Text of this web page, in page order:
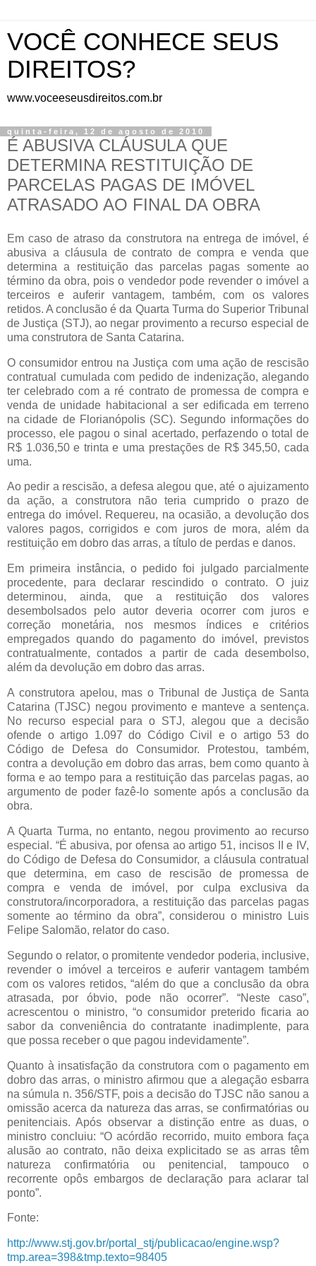
VOCÊ CONHECE SEUS
DIREITOS?
www.voceeseusdireitos.com.br
quinta-feira, 12 de agosto de 2010
É ABUSIVA CLÁUSULA QUE
DETERMINA RESTITUIÇÃO DE
PARCELAS PAGAS DE IMÓVEL
ATRASADO AO FINAL DA OBRA
Em caso de atraso da construtora na entrega de imóvel, é
abusiva a cláusula de contrato de compra e venda que
determina a restituição das parcelas pagas somente ao
término da obra, pois o vendedor pode revender o imóvel a
terceiros e auferir vantagem, também, com os valores
retidos. A conclusão é da Quarta Turma do Superior Tribunal
de Justiça (STJ), ao negar provimento a recurso especial de
uma construtora de Santa Catarina.
O consumidor entrou na Justiça com uma ação de rescisão
contratual cumulada com pedido de indenização, alegando
ter celebrado com a ré contrato de promessa de compra e
venda de unidade habitacional a ser edificada em terreno
na cidade de Florianópolis (SC). Segundo informações do
processo, ele pagou o sinal acertado, perfazendo o total de
R$ 1.036,50 e trinta e uma prestações de R$ 345,50, cada
uma.
Ao pedir a rescisão, a defesa alegou que, até o ajuizamento
da ação, a construtora não teria cumprido o prazo de
entrega do imóvel. Requereu, na ocasião, a devolução dos
valores pagos, corrigidos e com juros de mora, além da
restituição em dobro das arras, a título de perdas e danos.
Em primeira instância, o pedido foi julgado parcialmente
procedente, para declarar rescindido o contrato. O juiz
determinou, ainda, que a restituição dos valores
desembolsados pelo autor deveria ocorrer com juros e
correção monetária, nos mesmos índices e critérios
empregados quando do pagamento do imóvel, previstos
contratualmente, contados a partir de cada desembolso,
além da devolução em dobro das arras.
A construtora apelou, mas o Tribunal de Justiça de Santa
Catarina (TJSC) negou provimento e manteve a sentença.
No recurso especial para o STJ, alegou que a decisão
ofende o artigo 1.097 do Código Civil e o artigo 53 do
Código de Defesa do Consumidor. Protestou, também,
contra a devolução em dobro das arras, bem como quanto à
forma e ao tempo para a restituição das parcelas pagas, ao
argumento de poder fazê-lo somente após a conclusão da
obra.
A Quarta Turma, no entanto, negou provimento ao recurso
especial. “É abusiva, por ofensa ao artigo 51, incisos II e IV,
do Código de Defesa do Consumidor, a cláusula contratual
que determina, em caso de rescisão de promessa de
compra e venda de imóvel, por culpa exclusiva da
construtora/incorporadora, a restituição das parcelas pagas
somente ao término da obra”, considerou o ministro Luis
Felipe Salomão, relator do caso.
Segundo o relator, o promitente vendedor poderia, inclusive,
revender o imóvel a terceiros e auferir vantagem também
com os valores retidos, “além do que a conclusão da obra
atrasada, por óbvio, pode não ocorrer”. “Neste caso”,
acrescentou o ministro, “o consumidor preterido ficaria ao
sabor da conveniência do contratante inadimplente, para
que possa receber o que pagou indevidamente”.
Quanto à insatisfação da construtora com o pagamento em
dobro das arras, o ministro afirmou que a alegação esbarra
na súmula n. 356/STF, pois a decisão do TJSC não sanou a
omissão acerca da natureza das arras, se confirmatórias ou
penitenciais. Após observar a distinção entre as duas, o
ministro concluiu: “O acórdão recorrido, muito embora faça
alusão ao contrato, não deixa explicitado se as arras têm
natureza confirmatória ou penitencial, tampouco o
recorrente opôs embargos de declaração para aclarar tal
ponto”.
Fonte:
http://www.stj.gov.br/portal_stj/publicacao/engine.wsp?
tmp.area=398&tmp.texto=98405